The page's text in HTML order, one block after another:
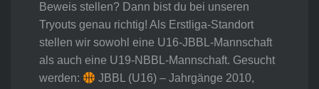
Beweis stellen? Dann bist du bei unseren
Tryouts genau richtig! Als Erstliga-Standort
stellen wir sowohl eine U16-JBBL-Mannschaft
als auch eine U19-NBBL-Mannschaft. Gesucht
werden:
JBBL (U16) – Jahrgänge 2010,